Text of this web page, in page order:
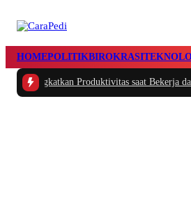
HOMEPOLITIKBIROKRASI
Meningkatkan Produktivitas saat Bekerja dari